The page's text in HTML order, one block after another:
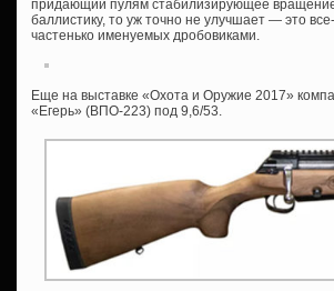
придающий пулям стабилизирующее
баллистику, то уж точно не улучшает — это
частенько именуемых дробовиками.
Еще на выставке «Охота и Оружие 2017»
«Егерь» (ВПО-223) под 9,6/53.